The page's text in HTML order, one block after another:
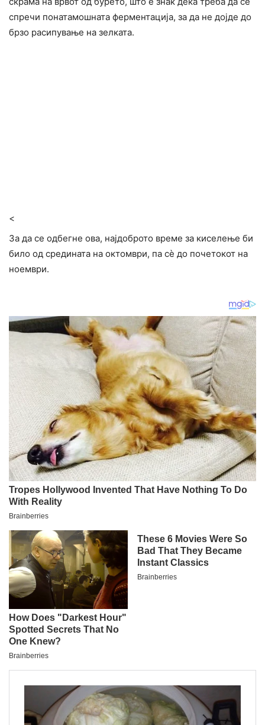
спречи понатамошната ферментација, за да не дојде до
брзо расипување на зелката.
<
За да се одбегне ова, најдоброто време за киселење би
било од средината на октомври, па сѐ до почетокот на
ноември.